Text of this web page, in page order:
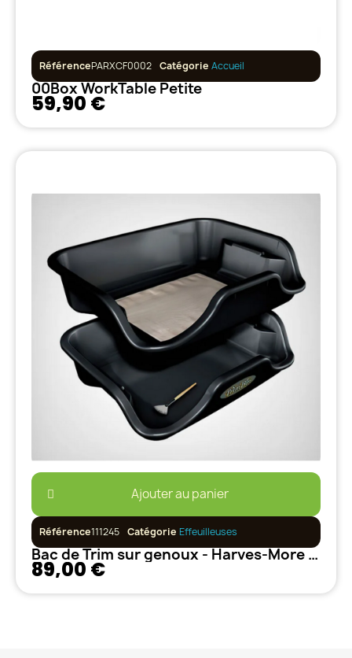
RéférencePARXCF0002 Catégorie Accueil
00Box WorkTable Petite
59,90 €
Ajouter au panier
Référence111245 Catégorie Effeuilleuses
Bac de Trim sur genoux - Harves-More TrimBin
89,00 €